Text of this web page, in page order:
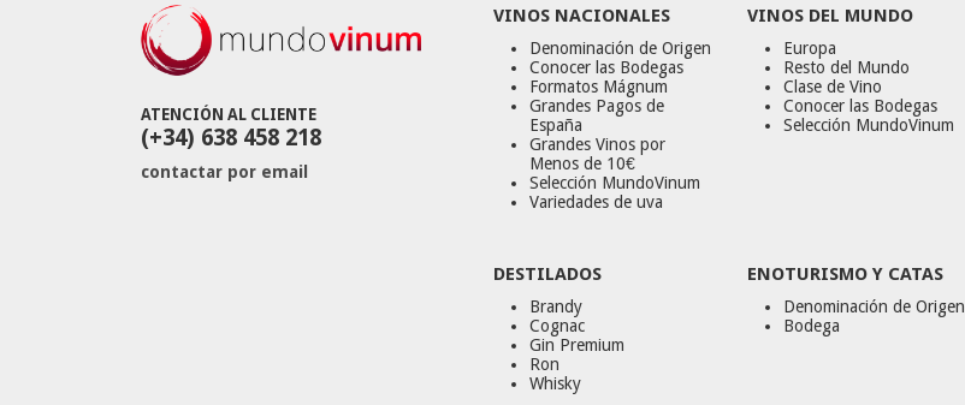
ATENCIÓN AL CLIENTE
(+34) 638 458 218
contactar por email
VINOS NACIONALES
Denominación de Origen
Conocer las Bodegas
Formatos Mágnum
Grandes Pagos de
España
Grandes Vinos por
Menos de 10€
Selección MundoVinum
Variedades de uva
VINOS DEL MUNDO
Europa
Resto del Mundo
Clase de Vino
Conocer las Bodegas
Selección MundoVinum
DESTILADOS
Brandy
Cognac
Gin Premium
Ron
Whisky
ENOTURISMO Y CATAS
Denominación de Origen
Bodega